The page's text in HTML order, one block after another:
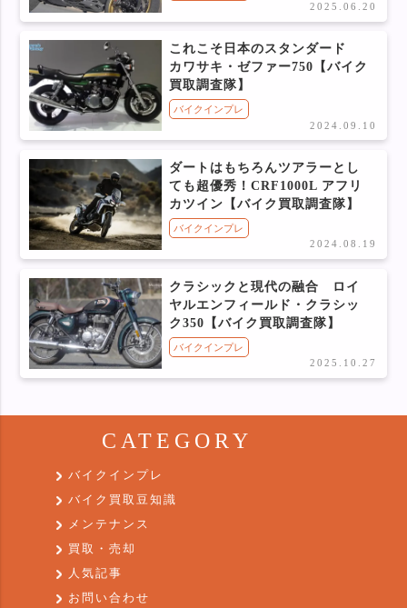
2025.06.20
これこそ日本のスタンダード
カワサキ・ゼファー750【バイク
買取調査隊】
バイクインプレ
2024.09.10
ダートはもちろんツアラーとし
ても超優秀！CRF1000L アフリ
カツイン【バイク買取調査隊】
バイクインプレ
2024.08.19
クラシックと現代の融合 ロイ
ヤルエンフィールド・クラシッ
ク350【バイク買取調査隊】
バイクインプレ
2025.10.27
CATEGORY
バイクインプレ
バイク買取豆知識
メンテナンス
買取・売却
人気記事
お問い合わせ